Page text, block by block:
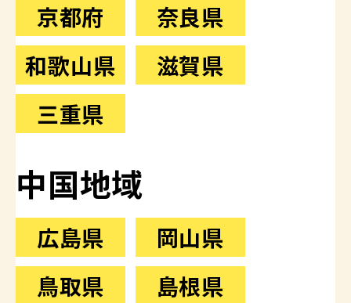
京都府
奈良県
和歌山県
滋賀県
三重県
中国地域
広島県
岡山県
鳥取県
島根県